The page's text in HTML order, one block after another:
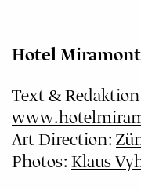
Hotel
Text &
Art Direction:
Photos: Klaus